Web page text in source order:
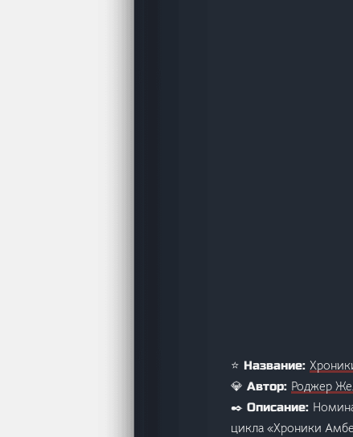
⭐ Название:
💎 Автор: Роджер
✒️ Описание:
цикла «Хроники